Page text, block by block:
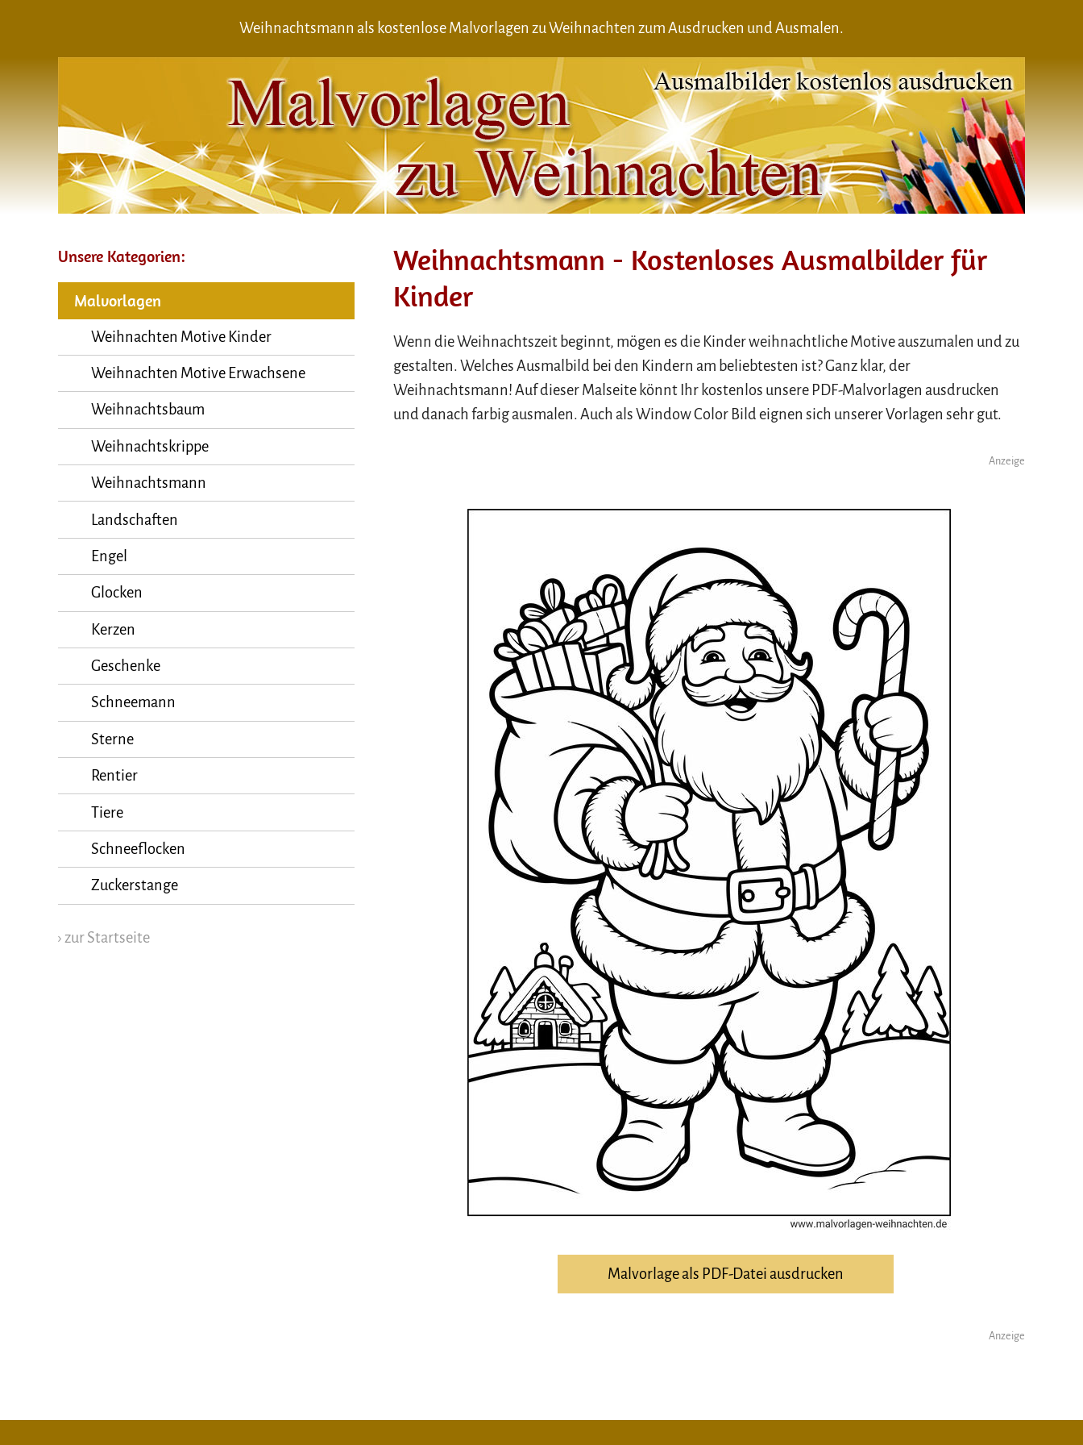
Weihnachtsmann als kostenlose Malvorlagen zu Weihnachten zum Ausdrucken und Ausmalen.
Unsere Kategorien:
Malvorlagen
Weihnachten Motive Kinder
Weihnachten Motive Erwachsene
Weihnachtsbaum
Weihnachtskrippe
Weihnachtsmann
Landschaften
Engel
Glocken
Kerzen
Geschenke
Schneemann
Sterne
Rentier
Tiere
Schneeflocken
Zuckerstange
› zur Startseite
Weihnachtsmann - Kostenloses Ausmalbilder für
Kinder
Wenn die Weihnachtszeit beginnt, mögen es die Kinder weihnachtliche Motive auszumalen und zu
gestalten. Welches Ausmalbild bei den Kindern am beliebtesten ist? Ganz klar, der
Weihnachtsmann! Auf dieser Malseite könnt Ihr kostenlos unsere PDF-Malvorlagen ausdrucken
und danach farbig ausmalen. Auch als Window Color Bild eignen sich unserer Vorlagen sehr gut.
Anzeige
Malvorlage als PDF-Datei ausdrucken
Anzeige